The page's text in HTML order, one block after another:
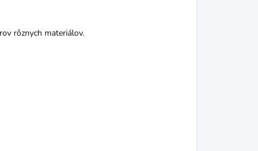
rôznych materiálov.